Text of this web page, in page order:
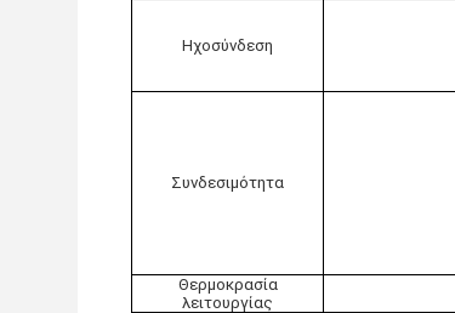
Ηχοσύνδεση
Συνδεσιμότητα
Θερμοκρασία
λειτουργίας